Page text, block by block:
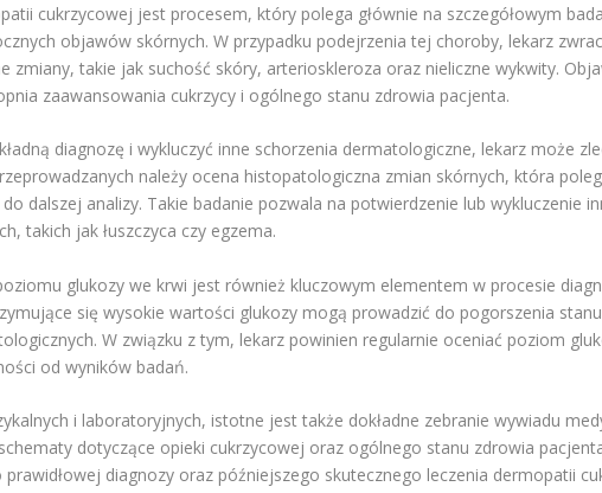
cukrzycowej jest procesem, który polega głównie na szczegółowym
objawów skórnych. W przypadku podejrzenia tej choroby, lekarz
zmiany, takie jak suchość skóry, arterioskleroza oraz nieliczne wykwity.
zaawansowania cukrzycy i ogólnego stanu zdrowia pacjenta.
diagnozę i wykluczyć inne schorzenia dermatologiczne, lekarz może
należy ocena histopatologiczna zmian skórnych, która
dalszej analizy. Takie badanie pozwala na potwierdzenie lub wykluczenie
takich jak łuszczyca czy egzema.
glukozy we krwi jest również kluczowym elementem w procesie
się wysokie wartości glukozy mogą prowadzić do pogorszenia
W związku z tym, lekarz powinien regularnie oceniać poziom
od wyników badań.
i laboratoryjnych, istotne jest także dokładne zebranie wywiadu
dotyczące opieki cukrzycowej oraz ogólnego stanu zdrowia
prawidłowej diagnozy oraz późniejszego skutecznego leczenia dermopatii